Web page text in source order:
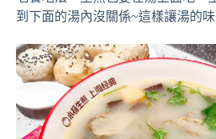
到下面的湯內沒關係~這樣讓湯的